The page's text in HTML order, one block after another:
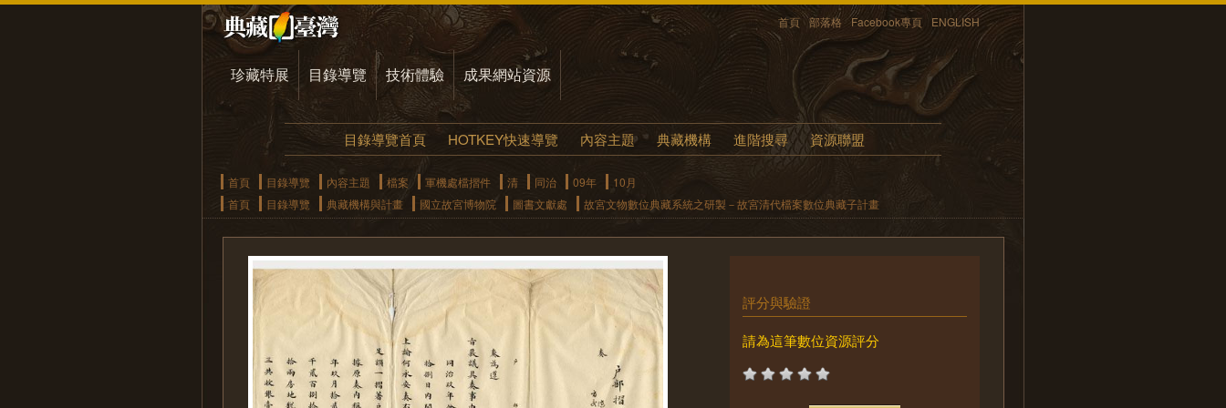
首頁 部落格 Facebook專頁 ENGLISH
珍藏特展 目錄導覽 技術體驗 成果網站資源
目錄導覽首頁 HOTKEY快速導覽 內容主題 典藏機構 進階搜尋 資源聯盟
首頁 目錄導覽 內容主題 檔案 軍機處檔摺件 清 同治 09年
10月
首頁
目錄導覽 典藏機構與計畫 國立故宮博物院 圖書文獻處 故宮文物數位典藏系統之研製－故宮清代檔案數位典藏子計畫
評分與驗證
請為這筆數位資源評分